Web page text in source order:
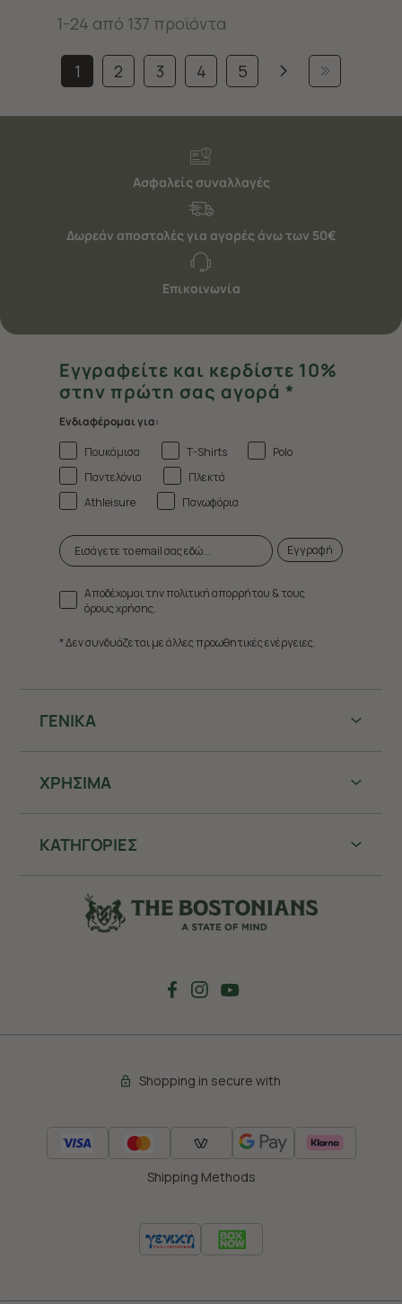
1-24 από 137 προϊόντα
1 2 3 4 5
Ασφαλείς συναλλαγές
Δωρεάν αποστολές για αγορές άνω των 50€
Επικοινωνία
ΓΕΝΙΚΑ
ΧΡHΣΙΜΑ
ΚΑΤΗΓΟΡΙΕΣ
Εγγραφείτε και κερδίστε 10%
στην πρώτη σας αγορά *
Ενδιαφέρομαι για:
Πουκάμισα
T-Shirts
Polo
Παντελόνια
Πλεκτά
Athleisure
Πανωφόρια
Εγγραφή
Αποδέχομαι την πολιτική απορρήτου & τους
όρους χρήσης.
* Δεν συνδυάζεται με άλλες προωθητικές ενέργειες.
Shopping in secure with
Shipping Methods